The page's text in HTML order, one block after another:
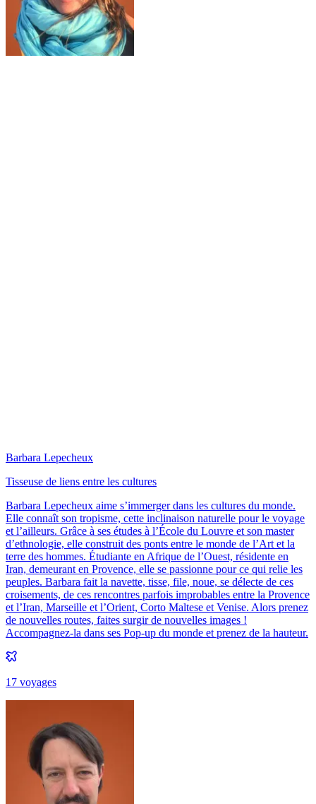
Barbara Lepecheux
Tisseuse de liens entre les cultures
Barbara Lepecheux aime s’immerger dans les cultures du monde.
Elle connaît son tropisme, cette inclinaison naturelle pour le voyage
et l’ailleurs. Grâce à ses études à l’École du Louvre et son master
d’ethnologie, elle construit des ponts entre le monde de l’Art et la
terre des hommes. Étudiante en Afrique de l’Ouest, résidente en
Iran, demeurant en Provence, elle se passionne pour ce qui relie les
peuples. Barbara fait la navette, tisse, file, noue, se délecte de ces
croisements, de ces rencontres parfois improbables entre la Provence
et l’Iran, Marseille et l’Orient, Corto Maltese et Venise. Alors prenez
de nouvelles routes, faites surgir de nouvelles images !
Accompagnez-la dans ses Pop-up du monde et prenez de la hauteur.
17 voyages